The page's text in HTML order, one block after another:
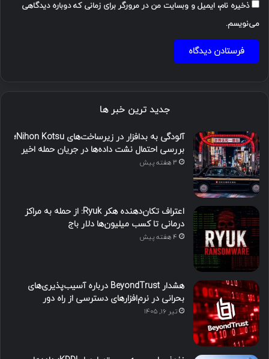
ذخیره نام، ایمیل و وبسایت من در مرورگر برای زمانی که دوباره دیدگاهی
می‌نویسم.
جدید ترین خبر ها
آلودگی به بدافزار در زیرساخت‌های Nihon Kotsu؛
بررسی احتمال نشت داده‌ها در جریان حمله اخیر
3 هفته پیش
اعتراف تکان‌دهنده هکر Ryuk: از حمله به مراکز
درمانی تا کسب میلیون‌ها دلار باج
4 هفته پیش
هشدار BeyondTrust درباره آسیب‌پذیری‌های
بحرانی در نرم‌افزارهای دسترسی از راه دور
تیر ۱۶, ۱۴۰۵